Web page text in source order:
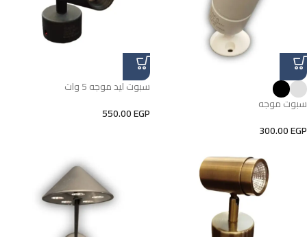
سبوت موجه
300.00EGP
سبوت ليد موجه 5 وات
550.00EGP